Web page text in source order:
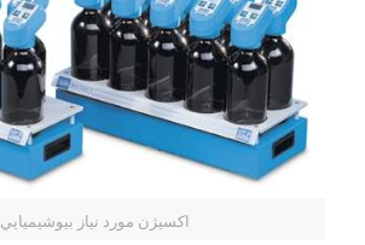
اكسيژن مورد نياز بيوشيميايي